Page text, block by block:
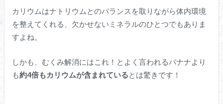
カリウムはナトリウムとのバランスを取りながら体内環境
を整えてくれる、欠かせないミネラルのひとつでもありま
すよね。
しかも、むくみ解消にはこれ！とよく言われるバナナより
も約4倍もカリウムが含まれているとは驚きです！